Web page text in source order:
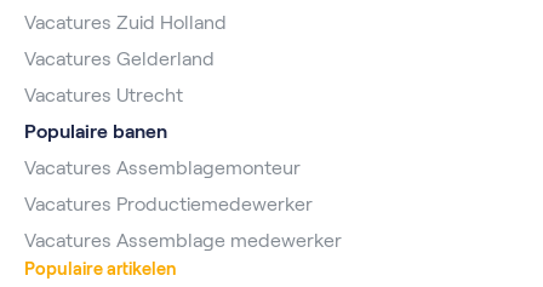
Vacatures Zuid Holland
Vacatures Gelderland
Vacatures Utrecht
Populaire banen
Vacatures Assemblagemonteur
Vacatures Productiemedewerker
Vacatures Assemblage medewerker
Populaire artikelen